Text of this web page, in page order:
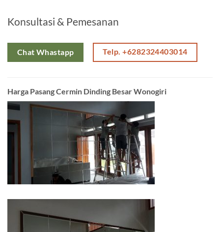
Konsultasi & Pemesanan
Chat Whastapp Telp. +6282324403014
Harga Pasang Cermin Dinding Besar Wonogiri